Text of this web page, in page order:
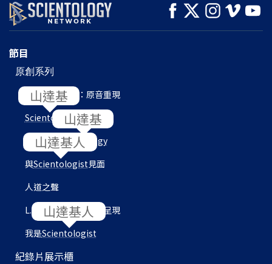
觀看 探索系列節目
節目
原創系列
L. 羅恩 賀伯特：原音重現
Scientology 內部
目的地：Scientology
與Scientologist 見面
人道之聲
L. 羅恩 賀伯特圖書館呈現
我是Scientologist
紀錄片展示櫃